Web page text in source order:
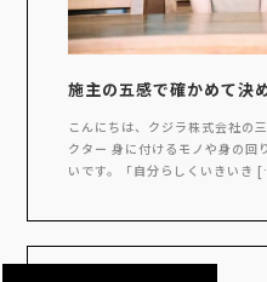
施主の五感で確かめて決
こんにちは、クジラ株式会社の
クター 身に付けるモノや身の回
いです。「自分らしくいきいき